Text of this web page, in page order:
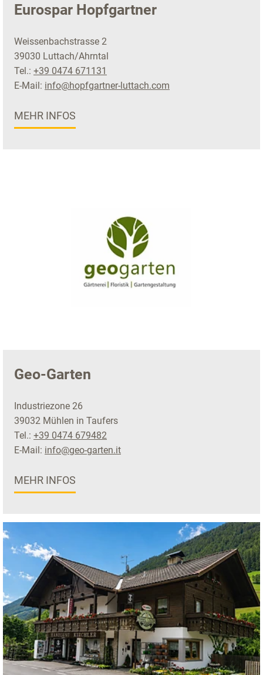
Eurospar Hopfgartner
Weissenbachstrasse 2
39030 Luttach/Ahrntal
Tel.: +39 0474 671131
E-Mail: info@hopfgartner-luttach.com
MEHR INFOS
Geo-Garten
Industriezone 26
39032 Mühlen in Taufers
Tel.: +39 0474 679482
E-Mail: info@geo-garten.it
MEHR INFOS